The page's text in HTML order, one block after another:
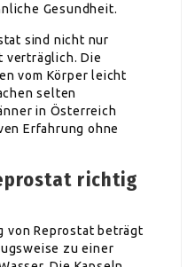
Gesundheit.
sind nicht nur
verträglich. Die
vom Körper leicht
selten
in Österreich
Erfahrung ohne
richtig
von Reprostat beträgt
zu einer